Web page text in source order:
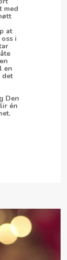
med
at
i
en
det
Den
én